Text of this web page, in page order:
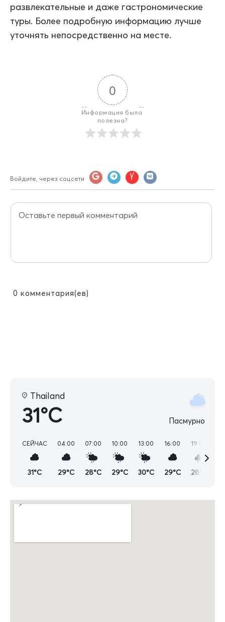
развлекательные и даже гастрономические
туры. Более подробную информацию лучше
уточнять непосредственно на месте.
0
Информация была
полезна?
Войдите, через соцсети
0 комментария(ев)
Thailand
31°C Пасмурно
СЕЙЧАС
31°C
04:00
29°C
07:00
28°C
10:00
29°C
13:00
30°C
16:00
29°C
19:00
28°C